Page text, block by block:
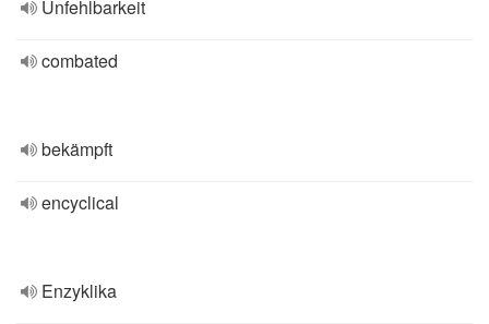
Unfehlbarkeit
combated
bekämpft
encyclical
Enzyklika